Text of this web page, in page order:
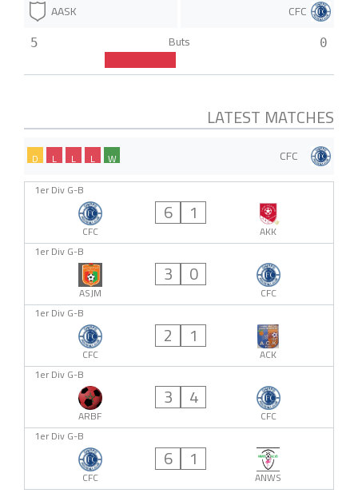
CFC
AASK
0
Buts
5
LATEST MATCHES
CFC
W
L
L
L
D
1er Div G-B
CFC
6 1
AKK
1er Div G-B
ASJM
3 0
CFC
1er Div G-B
CFC
2 1
ACK
1er Div G-B
ARBF
3 4
CFC
1er Div G-B
CFC
6 1
ANWS